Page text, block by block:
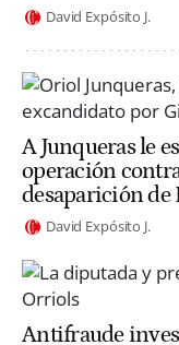
David Expósito J.
A Junqueras le
operación
desaparición de
David Expósito J.
Antifraude